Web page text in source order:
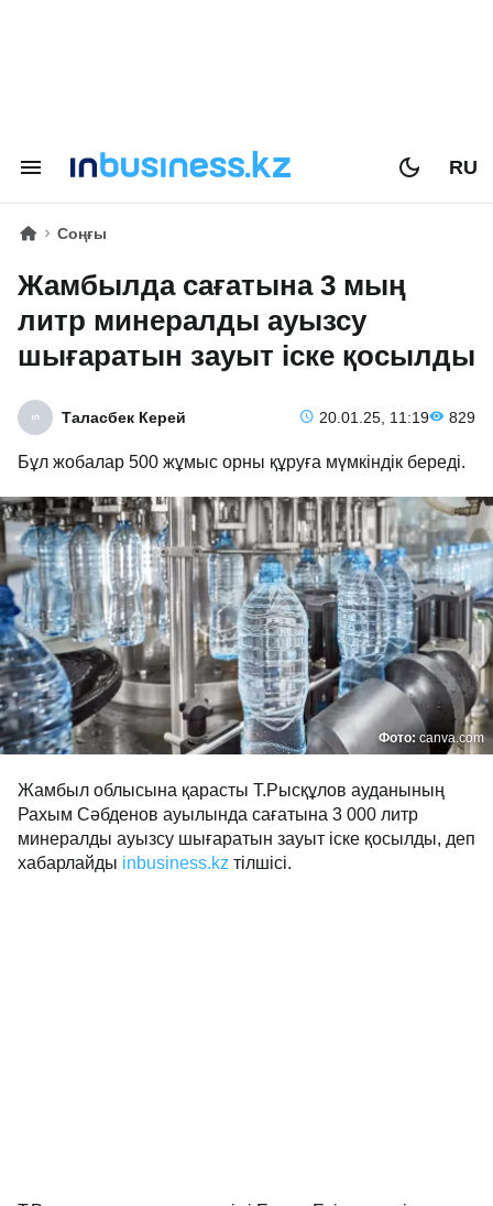
RU
Соңғы
Жамбылда сағатына 3 мың
литр минералды ауызсу
шығаратын зауыт іске қосылды
Таласбек Керей 20.01.25, 11:19 829
Бұл жобалар 500 жұмыс орны құруға мүмкіндік береді.
Фото:canva.com
Жамбыл облысына қарасты Т.Рысқұлов ауданының
Рахым Сәбденов ауылында сағатына 3 000 литр
минералды ауызсу шығаратын зауыт іске қосылды, деп
хабарлайды inbusiness.kz тілшісі.